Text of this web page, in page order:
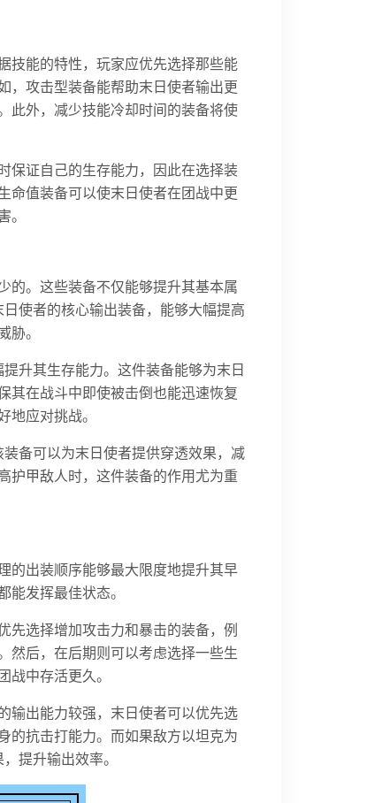
技能的特性，玩家应优先选择那些能
，攻击型装备能帮助末日使者输出更
此外，减少技能冷却时间的装备将使
保证自己的生存能力，因此在选择装
命值装备可以使末日使者在团战中更
。
的。这些装备不仅能够提升其基本属
使者的核心输出装备，能够大幅提高
胁。
升其生存能力。这件装备能够为末日
其在战斗中即使被击倒也能迅速恢复
地应对挑战。
备可以为末日使者提供穿透效果，减
护甲敌人时，这件装备的作用尤为重
的出装顺序能够最大限度地提升其早
发挥最佳状态。
先选择增加攻击力和暴击的装备，例
然后，在后期则可以考虑选择一些生
战中存活更久。
输出能力较强，末日使者可以优先选
的抗击打能力。而如果敌方以坦克为
提升输出效率。